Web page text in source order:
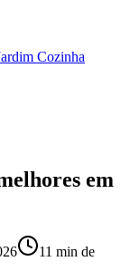
Cozinha
em
11 min de